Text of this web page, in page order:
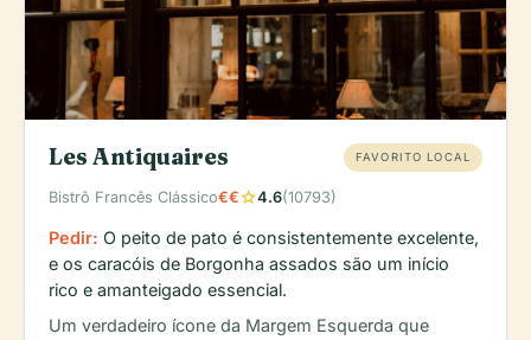
Les Antiquaires FAVORITO LOCAL
Bistrô Francês Clássico€€star4.6(10793)
Pedir: O peito de pato é consistentemente excelente,
e os caracóis de Borgonha assados são um início
rico e amanteigado essencial.
Um verdadeiro ícone da Margem Esquerda que